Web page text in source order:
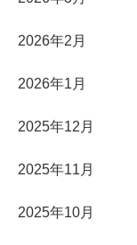
2026年2月
2026年1月
2025年12月
2025年11月
2025年10月